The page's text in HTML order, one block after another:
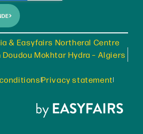
& Easyfairs Northeral Centre
Doudou Mokhtar Hydra – Algiers
Privacy statement